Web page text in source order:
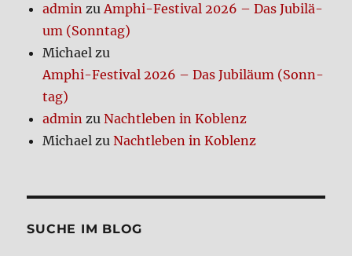
admin zuAmphi-Festi­val 2026 – Das Jubi­lä­
um (Sonn­tag)
Michael zu
Amphi-Festi­val 2026 – Das Jubi­lä­um (Sonn­
tag)
admin zuNacht­le­ben in Koblenz
Michael zuNacht­le­ben in Koblenz
SUCHE IM BLOG